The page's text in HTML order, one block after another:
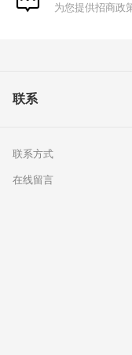
为您提供招商政
联系
联系方式
在线留言